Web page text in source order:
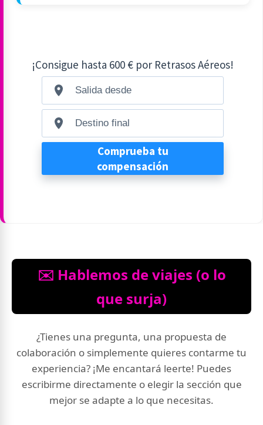
✉️ Hablemos de viajes (o lo
que surja)
¿Tienes una pregunta, una propuesta de
colaboración o simplemente quieres contarme tu
experiencia? ¡Me encantará leerte! Puedes
escribirme directamente o elegir la sección que
mejor se adapte a lo que necesitas.